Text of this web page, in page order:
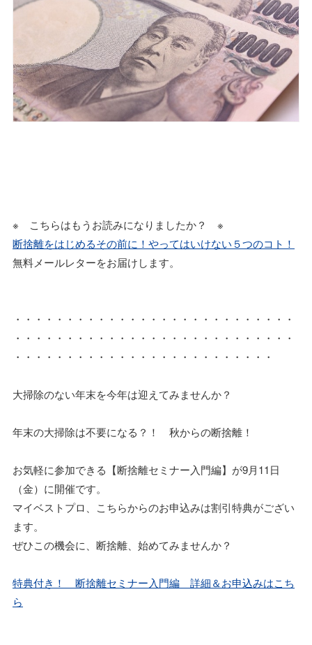
※ こちらはもうお読みになりましたか？ ※
断捨離をはじめるその前に！やってはいけない５つのコト！
無料メールレターをお届けします。
・・・・・・・・・・・・・・・・・・・・・・・・・・・
・・・・・・・・・・・・・・・・・・・・・・・・・・・
・・・・・・・・・・・・・・・・・・・・・・・・・
大掃除のない年末を今年は迎えてみませんか？
年末の大掃除は不要になる？！ 秋からの断捨離！
お気軽に参加できる【断捨離セミナー入門編】が9月11日
（金）に開催です。
マイベストプロ、こちらからのお申込みは割引特典がござい
ます。
ぜひこの機会に、断捨離、始めてみませんか？
特典付き！ 断捨離セミナー入門編 詳細＆お申込みはこち
ら